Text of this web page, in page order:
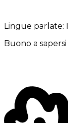
Lingue parlate:
Buono a sapersi